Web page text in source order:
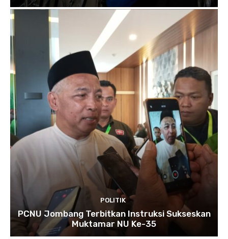
POLITIK
PCNU Jombang Terbitkan Instruksi Sukseskan
Muktamar NU Ke-35